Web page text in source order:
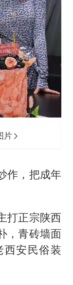
片
作，把成年
打正宗陕西
，青砖墙面
安民俗装